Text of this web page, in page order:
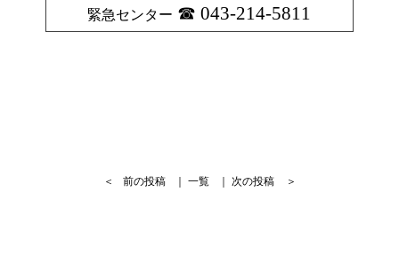
緊急センター
043-214-5811
＜ 前の投稿 一覧 次の投稿 ＞